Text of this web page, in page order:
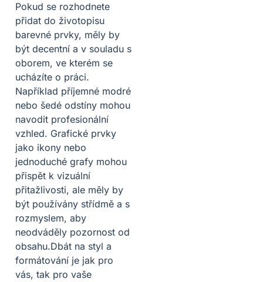
Pokud se rozhodnete
přidat do životopisu
barevné prvky, měly by
být decentní a v souladu s
oborem, ve kterém se
ucházíte o práci.
Například příjemné modré
nebo šedé odstíny mohou
navodit profesionální
vzhled. Grafické prvky
jako ikony nebo
jednoduché grafy mohou
přispět k vizuální
přitažlivosti, ale měly by
být používány střídmě a s
rozmyslem, aby
neodváděly pozornost od
obsahu.Dbát na styl a
formátování je jak pro
vás, tak pro vaše